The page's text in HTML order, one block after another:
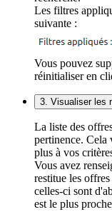
Les filtres
suivante :
Vous pouvez
réinitialiser en
3. Visualiser les
La liste des
pertinence. Cela
plus à vos
Vous avez
restitue les
celles-ci sont
est le plus